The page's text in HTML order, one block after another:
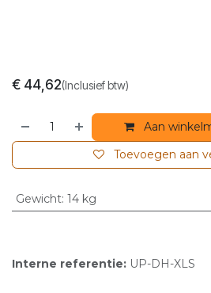
€ 44,62(Inclusief btw)
Aan
Toevoegen aan
Gewicht: 14 kg
Interne referentie: UP-DH-XLS